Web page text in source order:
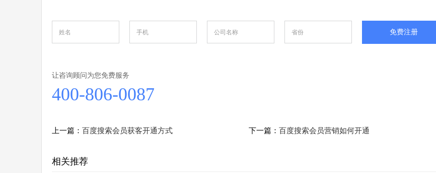
免费注册
让咨询顾问为您免费服务
400-806-0087
上一篇： 百度搜索会员获客开通方式 下一篇： 百度搜索会员营销如何开通
相关推荐